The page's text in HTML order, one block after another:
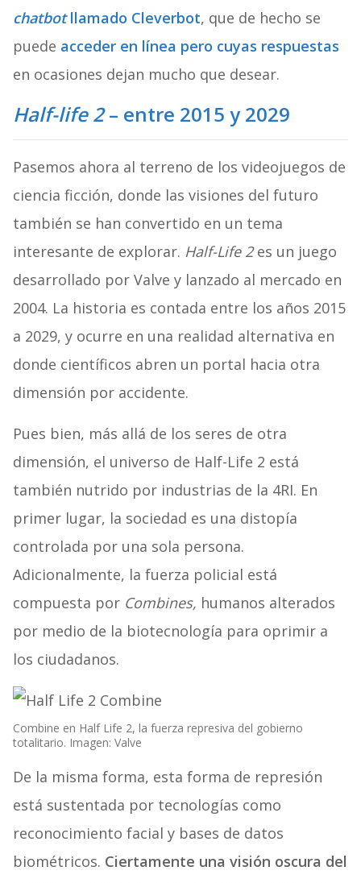
chatbotllamado Cleverbot, que de hecho se
puede acceder en línea pero cuyas respuestas
en ocasiones dejan mucho que desear.
Half-life 2– entre 2015 y 2029
Pasemos ahora al terreno de los videojuegos de
ciencia ficción, donde las visiones del futuro
también se han convertido en un tema
interesante de explorar. Half-Life 2es un juego
desarrollado por Valve y lanzado al mercado en
2004. La historia es contada entre los años 2015
a 2029, y ocurre en una realidad alternativa en
donde científicos abren un portal hacia otra
dimensión por accidente.
Pues bien, más allá de los seres de otra
dimensión, el universo de Half-Life 2 está
también nutrido por industrias de la 4RI. En
primer lugar, la sociedad es una distopía
controlada por una sola persona.
Adicionalmente, la fuerza policial está
compuesta por Combines, humanos alterados
por medio de la biotecnología para oprimir a
los ciudadanos.
Combine en Half Life 2, la fuerza represiva del gobierno
totalitario. Imagen: Valve
De la misma forma, esta forma de represión
está sustentada por tecnologías como
reconocimiento facial y bases de datos
biométricos. Ciertamente una visión oscura del